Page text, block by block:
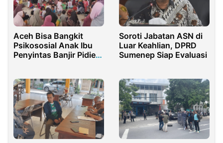
Aceh Bisa Bangkit
Psikososial Anak Ibu
Penyintas Banjir Pidie
Soroti Jabatan ASN di
Luar Keahlian, DPRD
Sumenep Siap Evaluasi